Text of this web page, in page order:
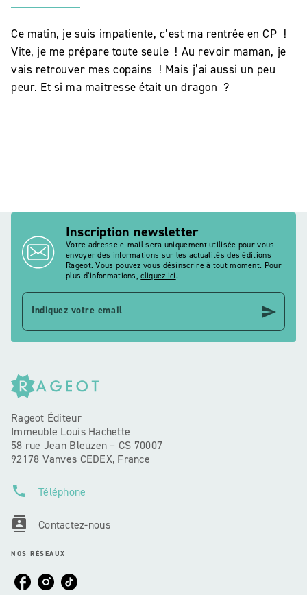
Ce matin, je suis impatiente, c’est ma rentrée en CP !
Vite, je me prépare toute seule ! Au revoir maman, je
vais retrouver mes copains ! Mais j’ai aussi un peu
peur. Et si ma maîtresse était un dragon ?
Inscription newsletter
Votre adresse e-mail sera uniquement utilisée pour vous
envoyer des informations sur les actualités des éditions
Rageot. Vous pouvez vous désinscrire à tout moment. Pour
plus d’informations,cliquez ici.
Indiquez votre email send
Rageot Éditeur
Immeuble Louis Hachette
58 rue Jean Bleuzen – CS 70007
92178 Vanves CEDEX, France
phone Téléphone
contacts Contactez-nous
NOS RÉSEAUX